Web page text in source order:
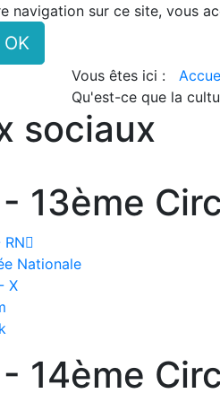
navigation sur ce site, vous
OK
Vous êtes ici :
Qu'est-ce que la
sociaux
13ème
RN
Nationale
X
14ème